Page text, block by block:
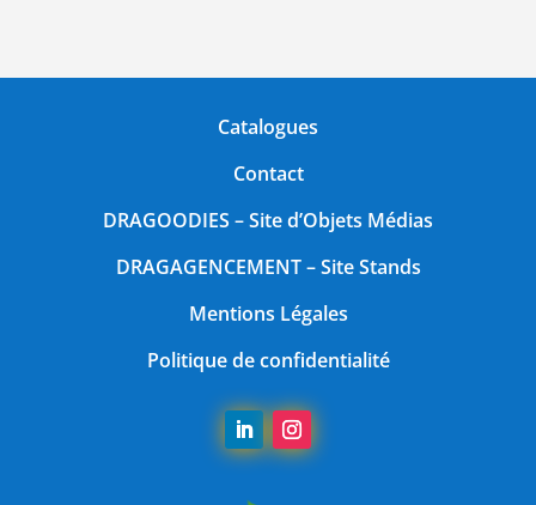
Catalogues
Contact
DRAGOODIES – Site d’Objets Médias
DRAGAGENCEMENT– Site Stands
Mentions Légales
Politique de confidentialité